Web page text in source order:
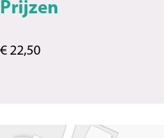
Prijzen
€ 22,50